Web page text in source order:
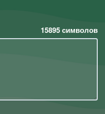
15895символов